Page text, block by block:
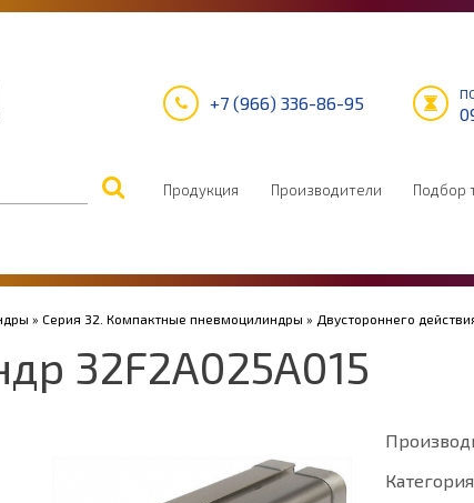
+7 (966) 336-86-95
Продукция Производители Подбор
» Серия 32. Компактные пневмоцилиндры » Двустороннего
32F2A025A015